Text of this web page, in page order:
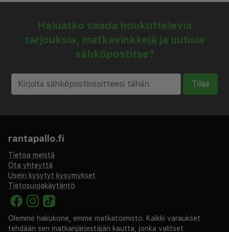
Haluatko saada houkuttelevia
tarjouksia, matkavinkkejä ja uutisia
sähköpostitse?
Tilaa
rantapallo.fi
Tietoa meistä
Ota yhteyttä
Usein kysytyt kysymykset
Tietosuojakäytäntö
Olemme hakukone, emme matkatoimisto. Kaikki varaukset
tehdään sen matkanjärjestäjän kautta, jonka valitset